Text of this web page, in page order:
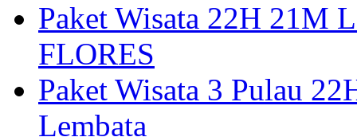
Paket Wisata 22H 21M
FLORES
Paket Wisata 3 Pulau
Lembata